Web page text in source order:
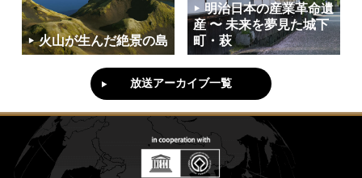
火山が生んだ絶景の島
明治日本の産業革命遺
産 〜 未来を夢見た城下
町・萩
放送アーカイブ一覧